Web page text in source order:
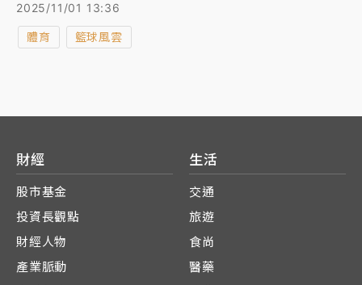
（Josh Giddey）打出全能身手，全場繳出32分、10
籃板、9助攻準大三元，帶領公牛以135比125擊敗尼
2025/11/01 13:36
體育 籃球風雲
財經
股市基金
投資長觀點
財經人物
產業脈動
生活
交通
旅遊
食尚
醫藥